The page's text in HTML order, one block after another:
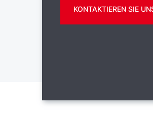
KONTAKTIEREN SIE